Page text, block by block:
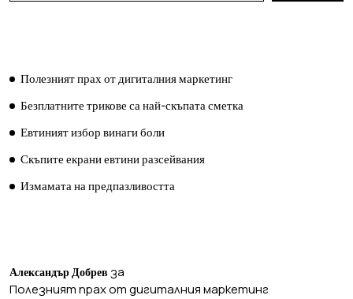
Полезният прах от дигиталния маркетинг
Безплатните трикове са най-скъпата сметка
Евтиният избор винаги боли
Скъпите екрани евтини разсейвания
Измамата на предпазливостта
Александър Добрев за
Полезният прах от дигиталния маркетинг